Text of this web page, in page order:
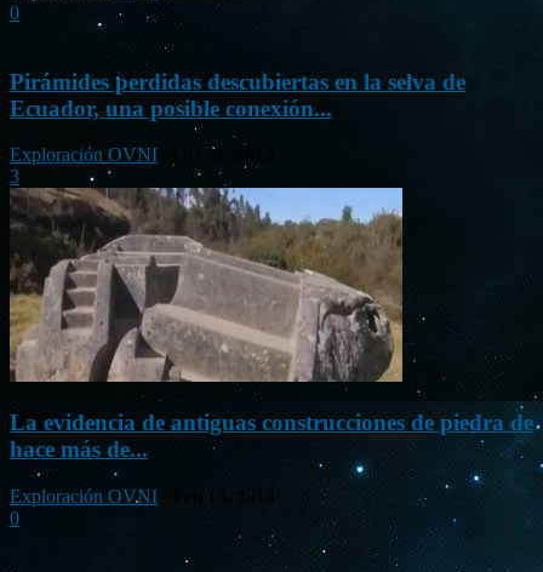
0
Pirámides perdidas descubiertas en la selva de
Ecuador, una posible conexión...
Exploración OVNI
Oct 31, 2013
3
La evidencia de antiguas construcciones de piedra de
hace más de...
Exploración OVNI
0